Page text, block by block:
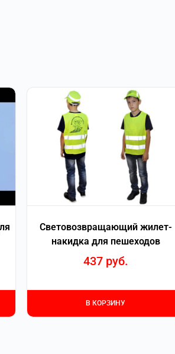
Световозвращающий жилет-
накидка для пешеходов
437 руб.
В КОРЗИНУ